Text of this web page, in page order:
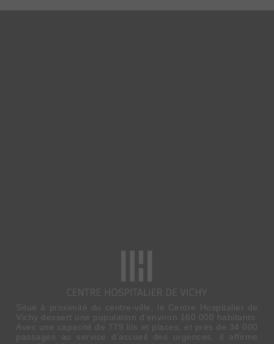
Situé à proximité du centre-ville, le Centre Hospitalier de
Vichy dessert une population d’environ 160 000 habitants.
Avec une capacité de 779 lits et places, et près de 34 000
passages au service d’accueil des urgences, il affirme